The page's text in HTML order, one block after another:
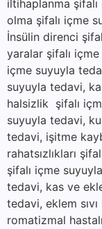
iltihaplanma
olma şifalı içme
İnsülin direnci
yaralar şifalı
içme suyuyla
suyuyla tedavi,
halsizlik şifalı
suyuyla tedavi,
tedavi, işitme
rahatsızlıkları
şifalı içme
tedavi, kas ve
tedavi, eklem
romatizmal